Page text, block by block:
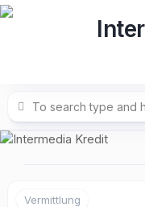
Skip
Vermittlung